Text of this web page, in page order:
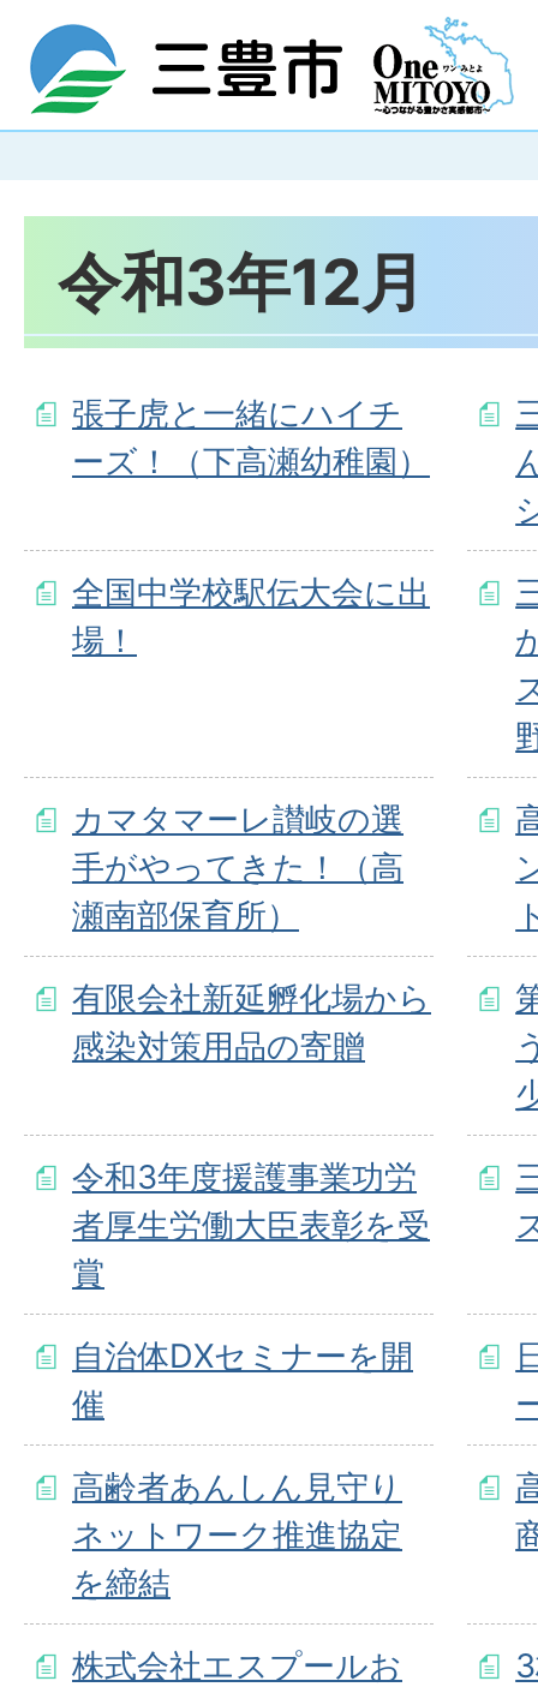
令和3年12月
張子虎と一緒にハイチ
ーズ！（下高瀬幼稚園）
全国中学校駅伝大会に出
場！
カマタマーレ讃岐の選
手がやってきた！（高
瀬南部保育所）
有限会社新延孵化場から
感染対策用品の寄贈
令和3年度援護事業功労
者厚生労働大臣表彰を受
賞
自治体DXセミナーを開
催
高齢者あんしん見守り
ネットワーク推進協定
を締結
株式会社エスプールお